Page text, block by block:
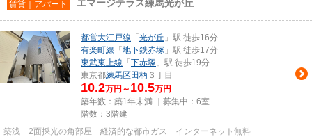
賃貸｜アパート エマージテラス練馬光が丘
都営大江戸線 「 光が丘 」駅 徒歩16分
有楽町線 「 地下鉄赤塚 」駅 徒歩17分
東武東上線 「 下赤塚 」駅 徒歩19分
東京都練馬区 田柄 ３丁目
10.2万円～ 10.5万円
築年数：築1年未満 ｜募集中： 6室
階数：3階建
築浅 2面採光の角部屋 経済的な都市ガス インターネット無料